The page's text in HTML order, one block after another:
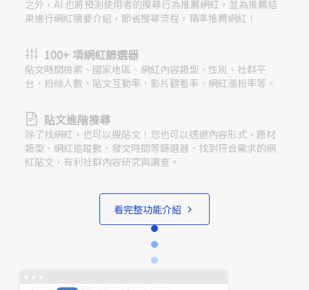
之外，AI 也將預測使用者的搜尋行為推薦網紅，並為推薦結
果進行網紅摘要介紹，節省搜尋流程，精準推薦網紅！
100+ 項網紅篩選器
貼文時間檢索、國家地區、網紅內容類型、性別、社群平
台、粉絲人數、貼文互動率、影片觀看率、網紅漲粉率等。
貼文進階搜尋
除了找網紅，也可以搜貼文！您也可以透過內容形式、題材
類型、網紅追蹤數、發文時間等篩選器，找到符合需求的網
紅貼文，有利社群內容研究與調查。
看完整功能介紹